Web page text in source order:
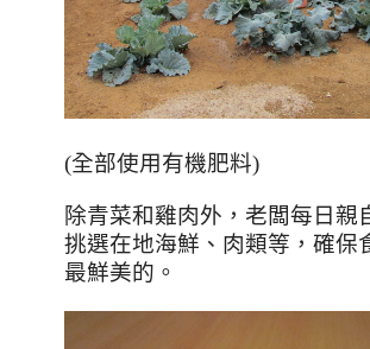
(全部使用有機肥料)
除青菜和雞肉外，老闆每日親
挑選在地海鮮、肉類等，確保
最鮮美的。